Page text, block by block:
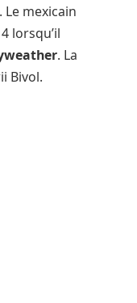
Le mexicain
lorsqu’il
. La
Bivol.